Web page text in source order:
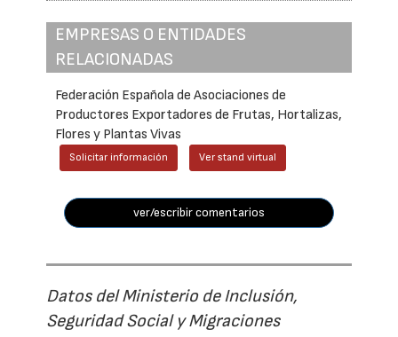
EMPRESAS O ENTIDADES
RELACIONADAS
Federación Española de Asociaciones de
Productores Exportadores de Frutas, Hortalizas,
Flores y Plantas Vivas
Solicitar información Ver stand virtual
ver/escribir comentarios
Datos del Ministerio de Inclusión,
Seguridad Social y Migraciones